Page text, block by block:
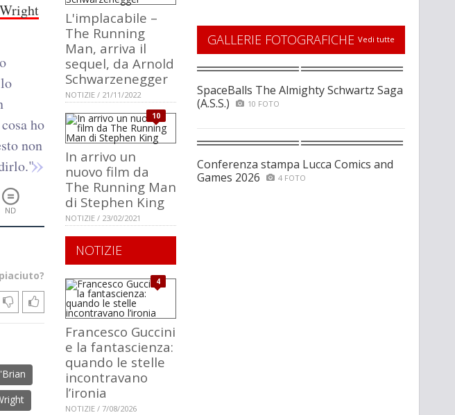
ho
non
L'implacabile –
The Running
Man, arriva il
sequel, da Arnold
Schwarzenegger
NOTIZIE / 21/11/2022
10
In arrivo un
nuovo film da
The Running Man
di Stephen King
NOTIZIE / 23/02/2021
NOTIZIE
4
Francesco Guccini
e la fantascienza:
quando le stelle
incontravano
l’ironia
NOTIZIE / 7/08/2026
GALLERIE FOTOGRAFICHE Vedi tutte
SpaceBalls The Almighty Schwartz Saga
(A.S.S.)
10 FOTO
Conferenza stampa Lucca Comics and
Games 2026
4 FOTO